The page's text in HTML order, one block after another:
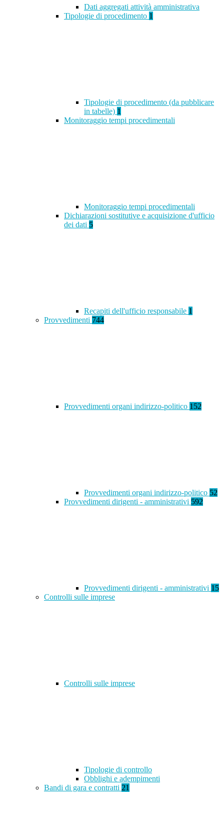
Dati aggregati attività amministrativa
Tipologie di procedimento 1
Tipologie di procedimento (da pubblicare
in tabelle) 1
Monitoraggio tempi procedimentali
Monitoraggio tempi procedimentali
Dichiarazioni sostitutive e acquisizione d'ufficio
dei dati 5
Recapiti dell'ufficio responsabile 1
Provvedimenti 744
Provvedimenti organi indirizzo-politico 152
Provvedimenti organi indirizzo-politico 52
Provvedimenti dirigenti - amministrativi 592
Provvedimenti dirigenti - amministrativi 15
Controlli sulle imprese
Controlli sulle imprese
Tipologie di controllo
Obblighi e adempimenti
Bandi di gara e contratti 21